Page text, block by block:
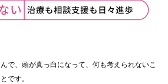
で、頭が真っ白になって、何も考えられないこ
です。